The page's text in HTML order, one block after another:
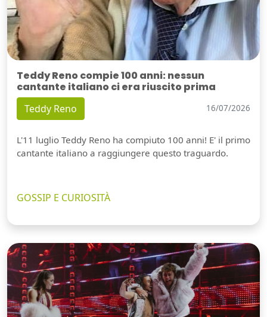
Teddy Reno compie 100 anni: nessun
cantante italiano ci era riuscito prima
Teddy Reno 16/07/2026
L'11 luglio Teddy Reno ha compiuto 100 anni! E' il primo
cantante italiano a raggiungere questo traguardo.
GOSSIP E CURIOSITÀ